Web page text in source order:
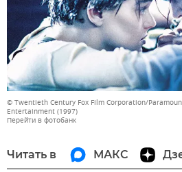
© Twentieth Century Fox Film Corporation/
Entertainment (1997)
Перейти в фотобанк
Читать в МАКС